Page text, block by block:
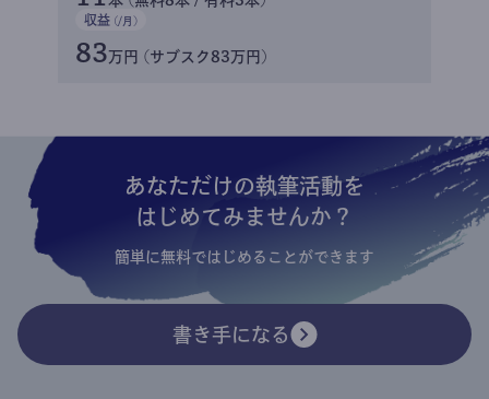
収益 (/月)
83万円 (サブスク83万円)
あなただけの執筆活動を
はじめてみませんか？
簡単に無料ではじめることができます
書き手になる